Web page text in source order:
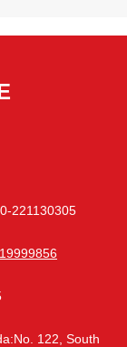
221130305
No. 122, South